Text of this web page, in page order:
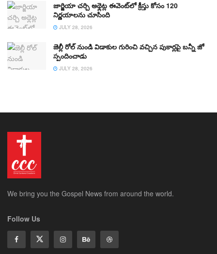
జార్జియా చర్చి అథ్లెట్ల ఈవెంట్‌లో క్రీస్తు కోసం 120
నిర్ణయాలను చూసింది
JULY 28, 2026
జెల్లీ రోల్ నుండి విడాకుల గురించి వచ్చిన పుకార్లపై బన్నీ జో
స్పందించాడు
JULY 28, 2026
We bring you the Gospel News from around the world.
Follow Us